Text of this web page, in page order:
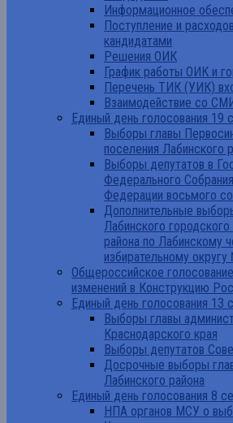
Информационное
Поступление и
кандидатами
Решения ОИК
График работы ОИК и
Перечень ТИК (УИК)
Взаимодействие со
Единый день голосования 19
Выборы главы
поселения Лабинского
Выборы депутатов в
Федерального
Федерации восьмого
Дополнительные
Лабинского
района по Лабинскому
избирательному
Общероссийское
изменений в Конструкцию
Единый день голосования 13
Выборы главы
Краснодарского края
Выборы депутатов
Досрочные выборы
Лабинского района
Единый день голосования 8
НПА органов МСУ о